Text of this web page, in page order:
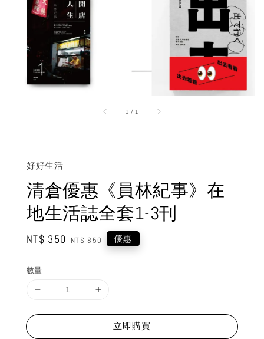
1 / 1
好好生活
清倉優惠《員林紀事》在
地生活誌全套1-3刊
Sale
NT$ 350 Regular
NT$ 850 優惠
數量
立即購買